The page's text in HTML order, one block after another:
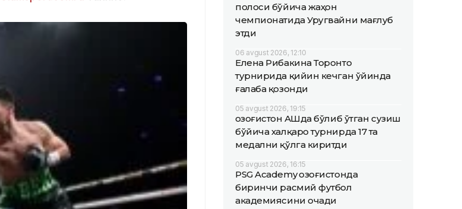
полоси бўйича жаҳон
чемпионатида Уругвайни мағлуб
этди
06 avgust 2026, 12:10
Елена Рибакина Торонто
турнирида қийин кечган ўйинда
ғалаба қозонди
05 avgust 2026, 19:15
Қозоғистон АҚШда бўлиб ўтган сузиш
бўйича халқаро турнирда 17 та
медални қўлга киритди
05 avgust 2026, 16:15
PSG Academy Қозоғистонда
биринчи расмий футбол
академиясини очади